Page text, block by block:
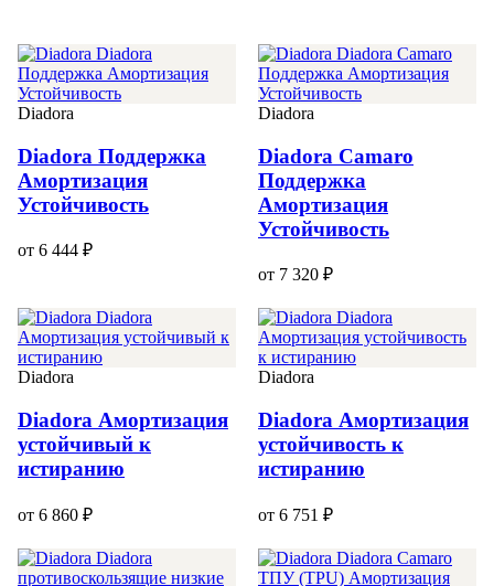
Diadora
Diadora Поддержка
Амортизация
Устойчивость
от 6 444 ₽
Diadora
Diadora Camaro
Поддержка
Амортизация
Устойчивость
от 7 320 ₽
Diadora
Diadora Амортизация
устойчивый к
истиранию
от 6 860 ₽
Diadora
Diadora Амортизация
устойчивость к
истиранию
от 6 751 ₽